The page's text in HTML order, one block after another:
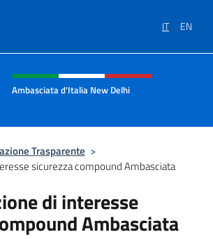
IT EN
sito, social e menù
Ambasciata d'Italia New Delhi
Trasparente >
sicurezza compound Ambasciata
di interesse
Ambasciata